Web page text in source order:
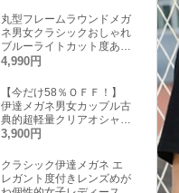
丸型フレームラウンドメガ
ネ男女クラシックおしゃれ
ブルーライトカット度あり
レンズ対応伊達眼鏡芸能人
4,990円
【今だけ58％ＯＦＦ！】
伊達メガネ男女カップル古
典的超軽量クリアオシャレ
学生にも対応大きいフレー
3,900円
クラシック伊達メガネ エ
レガント度付きレンズめが